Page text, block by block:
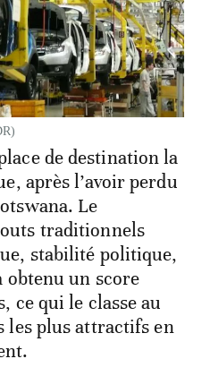
de destination la
après l’avoir perdu
Le
traditionnels
stabilité politique,
un score
ce qui le classe au
les plus attractifs en